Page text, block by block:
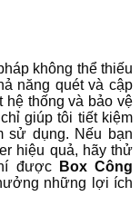
không thể thiếu
năng quét và cập
hệ thống và bảo vệ
giúp tôi tiết kiệm
sử dụng. Nếu bạn
hiệu quả, hãy thử
được
Box Công
những lợi ích